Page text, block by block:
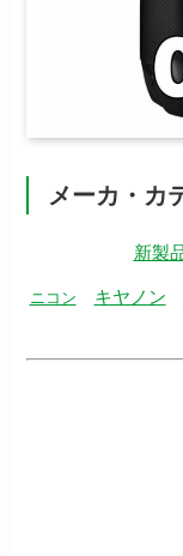
メーカ・カ
新製
ニコン キヤノン